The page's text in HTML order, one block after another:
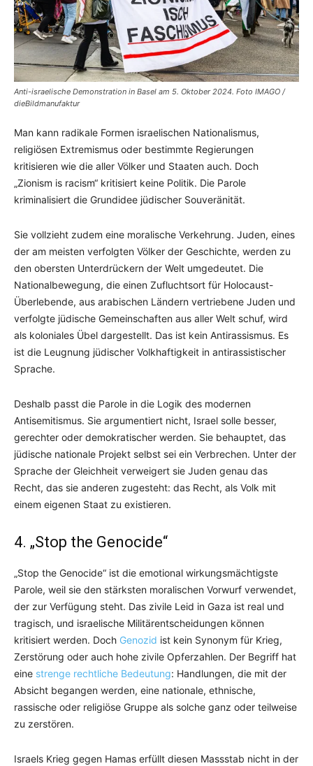
Anti-israelische Demonstration in Basel am 5. Oktober 2024. Foto IMAGO /
dieBildmanufaktur
Man kann radikale Formen israelischen Nationalismus,
religiösen Extremismus oder bestimmte Regierungen
kritisieren wie die aller Völker und Staaten auch. Doch
„Zionism is racism“ kritisiert keine Politik. Die Parole
kriminalisiert die Grundidee jüdischer Souveränität.
Sie vollzieht zudem eine moralische Verkehrung. Juden, eines
der am meisten verfolgten Völker der Geschichte, werden zu
den obersten Unterdrückern der Welt umgedeutet. Die
Nationalbewegung, die einen Zufluchtsort für Holocaust-
Überlebende, aus arabischen Ländern vertriebene Juden und
verfolgte jüdische Gemeinschaften aus aller Welt schuf, wird
als koloniales Übel dargestellt. Das ist kein Antirassismus. Es
ist die Leugnung jüdischer Volkhaftigkeit in antirassistischer
Sprache.
Deshalb passt die Parole in die Logik des modernen
Antisemitismus. Sie argumentiert nicht, Israel solle besser,
gerechter oder demokratischer werden. Sie behauptet, das
jüdische nationale Projekt selbst sei ein Verbrechen. Unter der
Sprache der Gleichheit verweigert sie Juden genau das
Recht, das sie anderen zugesteht: das Recht, als Volk mit
einem eigenen Staat zu existieren.
4. „Stop the Genocide“
„Stop the Genocide“ ist die emotional wirkungsmächtigste
Parole, weil sie den stärksten moralischen Vorwurf verwendet,
der zur Verfügung steht. Das zivile Leid in Gaza ist real und
tragisch, und israelische Militärentscheidungen können
kritisiert werden. Doch Genozid ist kein Synonym für Krieg,
Zerstörung oder auch hohe zivile Opferzahlen. Der Begriff hat
eine strenge rechtliche Bedeutung: Handlungen, die mit der
Absicht begangen werden, eine nationale, ethnische,
rassische oder religiöse Gruppe als solche ganz oder teilweise
zu zerstören.
Israels Krieg gegen Hamas erfüllt diesen Massstab nicht in der